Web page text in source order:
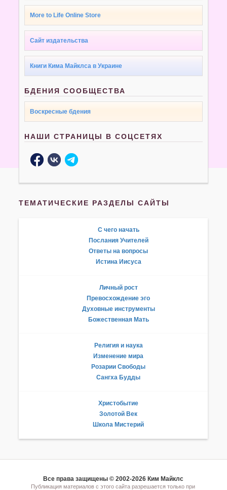
More to Life Online Store
Сайт издательства
Книги Кима Майклса в Украине
БДЕНИЯ СООБЩЕСТВА
Воскресные бдения
НАШИ СТРАНИЦЫ В СОЦСЕТЯХ
ТЕМАТИЧЕСКИЕ РАЗДЕЛЫ САЙТЫ
С чего начать
Послания Учителей
Ответы на вопросы
Истина Иисуса
Личный рост
Превосхождение эго
Духовные инструменты
Божественная Мать
Религия и наука
Изменение мира
Розарии Свободы
Сангха Будды
Христобытие
Золотой Век
Школа Мистерий
Все права защищены © 2002-2026 Ким Майклс
Публикация материалов с этого сайта разрешается только при